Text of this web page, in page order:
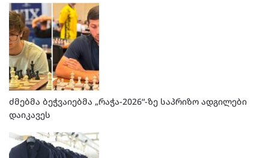
ძმებმა ბეჭვაიებმა „რაჭა-2026“-ზე საპრიზო ადგილები
დაიკავეს